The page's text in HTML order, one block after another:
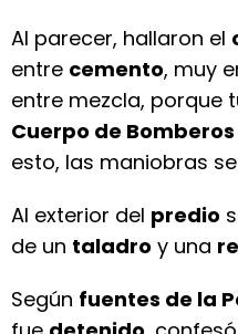
Al parecer, hallaron el
entre cemento, muy
entre mezcla, porque
Cuerpo de Bomberos
esto, las maniobras
Al exterior del predio
de un taladro y una
Según fuentes de la